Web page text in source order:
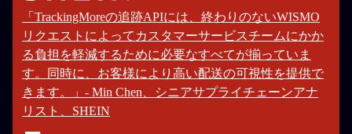
「TrackingMoreの追跡APIには、終わりのないWISMO
リクエストによってカスタマーサービスチームにかか
る負担を軽減するために必要なすべてが揃っていま
す。同時に、お客様により高い配送の可視性を提供で
きます。」- Min Chen、シニアサプライチェーンアナ
リスト、SHEIN